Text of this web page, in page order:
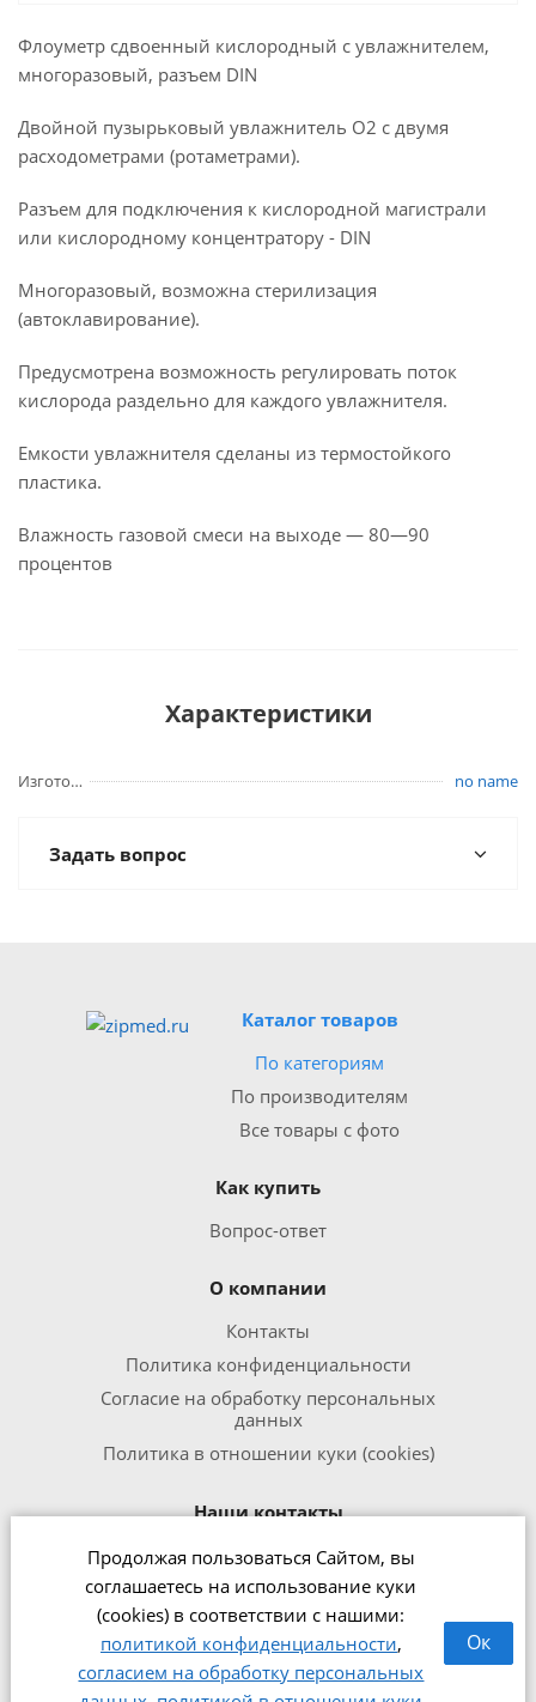
Продолжая пользоваться Сайтом, вы
соглашаетесь на использование куки
(cookies) в соответствии с нашими:
политикой конфиденциальности,
согласием на обработку персональных
Ок
Флоуметр сдвоенный кислородный с увлажнителем,
многоразовый, разъем DIN
Двойной пузырьковый увлажнитель О2 с двумя
расходометрами (ротаметрами).
Разъем для подключения к кислородной магистрали
или кислородному концентратору - DIN
Многоразовый, возможна стерилизация
(автоклавирование).
Предусмотрена возможность регулировать поток
кислорода раздельно для каждого увлажнителя.
Емкости увлажнителя сделаны из термостойкого
пластика.
Влажность газовой смеси на выходе — 80—90
процентов
Характеристики
Изготовитель no name
Задать вопрос
Каталог товаров
По категориям
По производителям
Все товары с фото
Как купить
Вопрос-ответ
О компании
Контакты
Политика конфиденциальности
Согласие на обработку персональных
данных
Политика в отношении куки (cookies)
Наши контакты
8 800 301 1240
office@zipmed.ru
г.Ижевск, ул. Воткинское шоссе,
160